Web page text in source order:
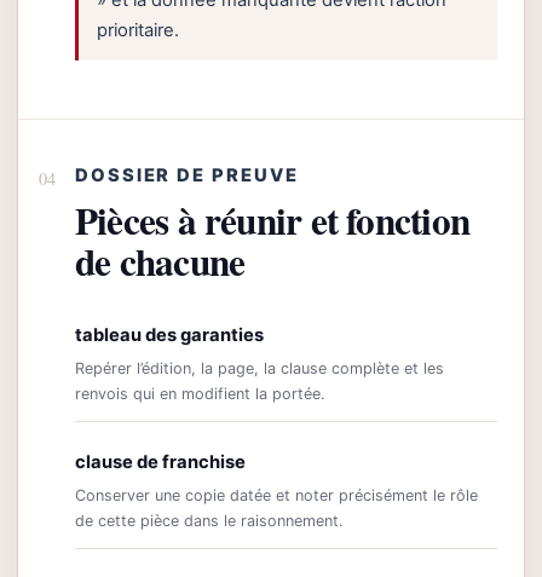
prioritaire.
DOSSIER DE PREUVE
Pièces à réunir et fonction
de chacune
tableau des garanties
Repérer l’édition, la page, la clause complète et les
renvois qui en modifient la portée.
clause de franchise
Conserver une copie datée et noter précisément le rôle
de cette pièce dans le raisonnement.